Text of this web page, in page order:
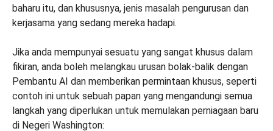
baharu itu, dan khususnya, jenis masalah pengurusan dan
kerjasama yang sedang mereka hadapi.
Jika anda mempunyai sesuatu yang sangat khusus dalam
fikiran, anda boleh melangkau urusan bolak-balik dengan
Pembantu AI dan memberikan permintaan khusus, seperti
contoh ini untuk sebuah papan yang mengandungi semua
langkah yang diperlukan untuk memulakan perniagaan baru
di Negeri Washington: